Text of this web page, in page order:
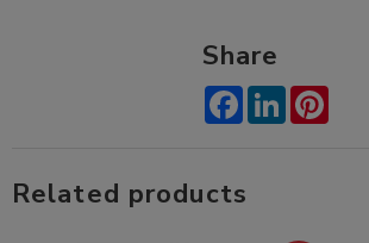
Share
Facebook
LinkedIn
Related products